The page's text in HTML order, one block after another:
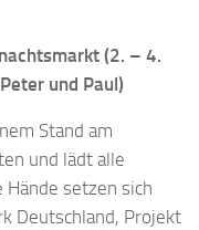
(2. – 4.
und Paul)
Stand am
und lädt alle
setzen sich
Deutschland, Projekt